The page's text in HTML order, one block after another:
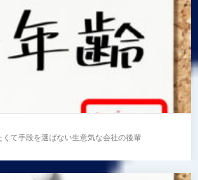
たくて自分が言ったことを取り
会社の後輩
て手段を選ばない生意気な会社の後輩